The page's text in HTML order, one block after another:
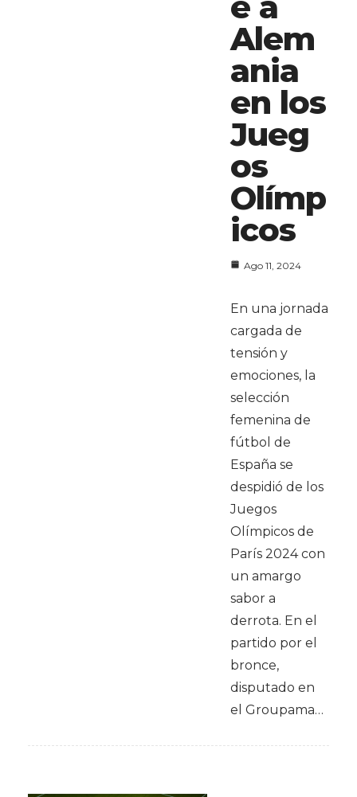
Alem
ania
en los
Jueg
os
Olímp
icos
Ago 11, 2024
En una jornada
cargada de
tensión y
emociones, la
selección
femenina de
fútbol de
España se
despidió de los
Juegos
Olímpicos de
París 2024 con
un amargo
sabor a
derrota. En el
partido por el
bronce,
disputado en
el Groupama…